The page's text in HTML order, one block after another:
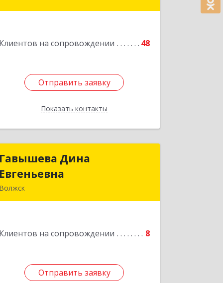
Клиентов на сопровождении 48
Отправить заявку
Показать контакты
Отправить заявку
Назад
Гавышева Дина
Евгеньевна
Волжск
Клиентов на сопровождении 8
Отправить заявку
Гавышева Дина
Отправить заявку